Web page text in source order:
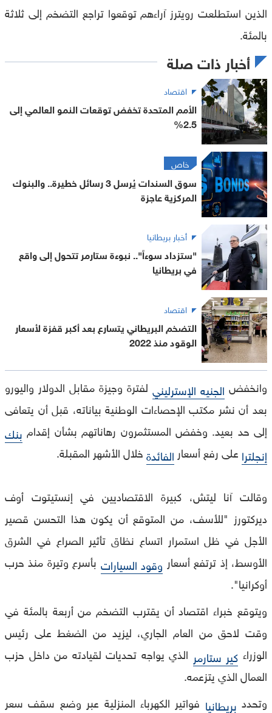
الذين استطلعت رويترز آراءهم توقعوا تراجع التضخم إلى ثلاثة
بالمئة.
أخبار ذات صلة
اقتصاد
الأمم المتحدة تخفض توقعات النمو العالمي إلى
2.5%
خاص
سوق السندات يُرسل 3 رسائل خطيرة.. والبنوك
المركزية عاجزة
أخبار بريطانيا
"ستزداد سوءاً".. نبوءة ستارمر تتحول إلى واقع
في بريطانيا
اقتصاد
التضخم البريطاني يتسارع بعد أكبر قفزة لأسعار
الوقود منذ 2022
وانخفض الجنيه الإسترليني لفترة وجيزة مقابل الدولار واليورو
بعد أن نشر مكتب الإحصاءات الوطنية بياناته، قبل أن يتعافى
إلى حد بعيد. وخفض المستثمرون رهاناتهم بشأن إقدام بنك
إنجلترا على رفع أسعار الفائدةخلال الأشهر المقبلة.
وقالت آنا ليتش، كبيرة الاقتصاديين في إنستيتوت أوف
ديركتورز "للأسف، من المتوقع أن يكون هذا التحسن قصير
الأجل في ظل استمرار اتساع نظاق تأثير الصراع في الشرق
الأوسط، إذ ترتفع أسعار وقود السيارات بأسرع وتيرة منذ حرب
أوكرانيا".
ويتوقع خبراء اقتصاد أن يقترب التضخم من أربعة بالمئة في
وقت لاحق من العام الجاري، ليزيد من الضغط على رئيس
الوزراء كير ستارمر الذي يواجه تحديات لقيادته من داخل حزب
العمال الذي يتزعمه.
وتحدد بريطانيا فواتير الكهرباء المنزلية عبر وضع سقف سعر